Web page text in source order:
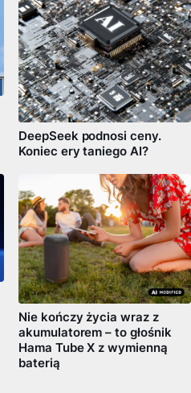
DeepSeek podnosi ceny.
Koniec ery taniego AI?
Nie kończy życia wraz z
akumulatorem – to głośnik
Hama Tube X z wymienną
baterią